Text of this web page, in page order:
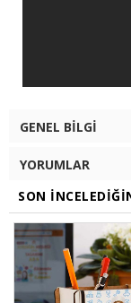
GENEL BILGI
YORUMLAR
SON